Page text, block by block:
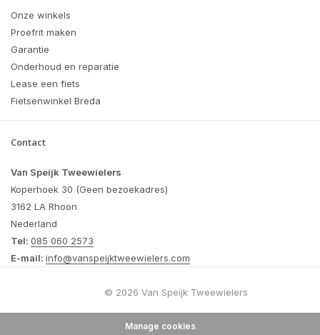
Onze winkels
Proefrit maken
Garantie
Onderhoud en reparatie
Lease een fiets
Fietsenwinkel Breda
Contact
Van Speijk Tweewielers
Koperhoek 30 (Geen bezoekadres)
3162 LA Rhoon
Nederland
Tel: 085 060 2573
E-mail: info@vanspeijktweewielers.com
© 2026 Van Speijk Tweewielers
Manage cookies